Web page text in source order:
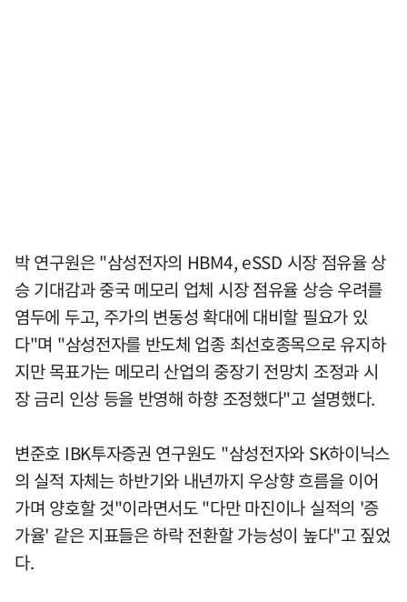
박 연구원은 "삼성전자의 HBM4, eSSD 시장 점유율 상
승 기대감과 중국 메모리 업체 시장 점유율 상승 우려를
염두에 두고, 주가의 변동성 확대에 대비할 필요가 있
다"며 "삼성전자를 반도체 업종 최선호종목으로 유지하
지만 목표가는 메모리 산업의 중장기 전망치 조정과 시
장 금리 인상 등을 반영해 하향 조정했다"고 설명했다.
변준호 IBK투자증권 연구원도 "삼성전자와 SK하이닉스
의 실적 자체는 하반기와 내년까지 우상향 흐름을 이어
가며 양호할 것"이라면서도 "다만 마진이나 실적의 '증
가율' 같은 지표들은 하락 전환할 가능성이 높다"고 짚었
다.